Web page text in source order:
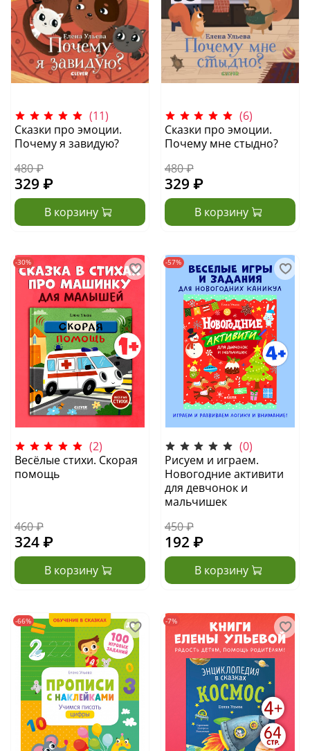
(11)
Сказки про эмоции.
Почему я завидую?
480 ₽
329 ₽
В корзину
(6)
Сказки про эмоции.
Почему мне стыдно?
480 ₽
329 ₽
В корзину
-30%
(2)
Весёлые стихи. Скорая
помощь
460 ₽
324 ₽
В корзину
-57%
(0)
Рисуем и играем.
Новогодние активити
для девчонок и
мальчишек
450 ₽
192 ₽
В корзину
-66% -7%